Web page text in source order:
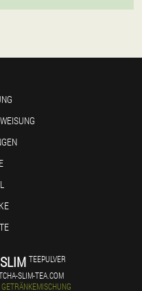
TEEPULVER
SLIM-TEA.COM